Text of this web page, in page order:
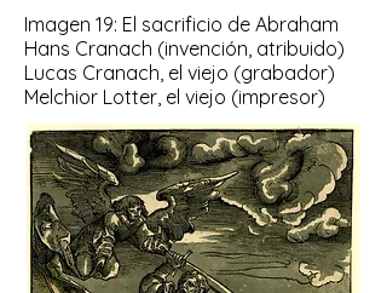
Imagen 19: El sacrificio de Abraham
Hans Cranach (invención, atribuido)
Lucas Cranach, el viejo (grabador)
Melchior Lotter, el viejo (impresor)